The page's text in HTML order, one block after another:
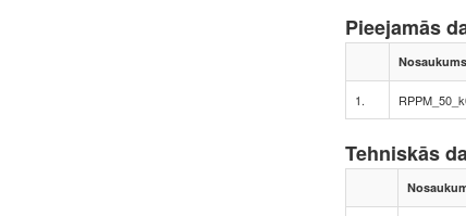
Pieejamās
Nosaukums
1.
Tehniskās